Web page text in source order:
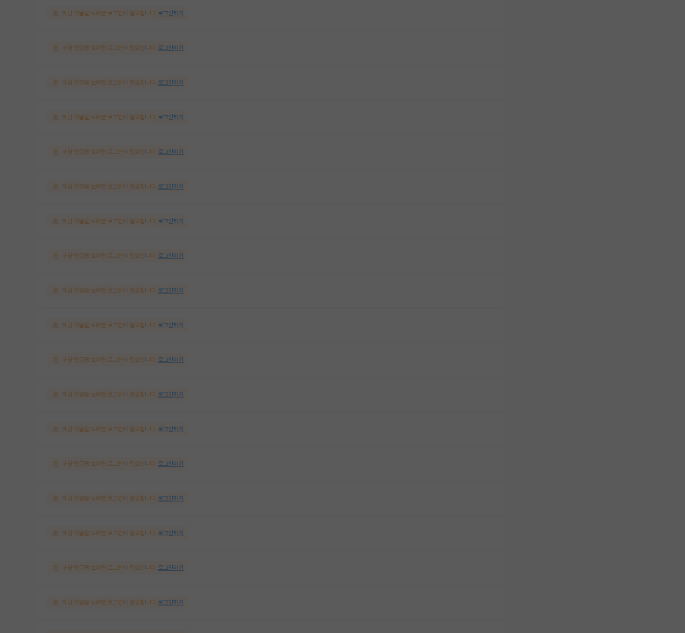
해당 댓글을 보려면 로그인이 필요합니다. 로그인하기
해당 댓글을 보려면 로그인이 필요합니다. 로그인하기
해당 댓글을 보려면 로그인이 필요합니다. 로그인하기
해당 댓글을 보려면 로그인이 필요합니다. 로그인하기
해당 댓글을 보려면 로그인이 필요합니다. 로그인하기
해당 댓글을 보려면 로그인이 필요합니다. 로그인하기
해당 댓글을 보려면 로그인이 필요합니다. 로그인하기
해당 댓글을 보려면 로그인이 필요합니다. 로그인하기
해당 댓글을 보려면 로그인이 필요합니다. 로그인하기
해당 댓글을 보려면 로그인이 필요합니다. 로그인하기
해당 댓글을 보려면 로그인이 필요합니다. 로그인하기
해당 댓글을 보려면 로그인이 필요합니다. 로그인하기
해당 댓글을 보려면 로그인이 필요합니다. 로그인하기
해당 댓글을 보려면 로그인이 필요합니다. 로그인하기
해당 댓글을 보려면 로그인이 필요합니다. 로그인하기
해당 댓글을 보려면 로그인이 필요합니다. 로그인하기
해당 댓글을 보려면 로그인이 필요합니다. 로그인하기
해당 댓글을 보려면 로그인이 필요합니다. 로그인하기